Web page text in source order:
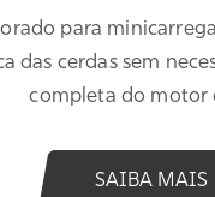
para
das cerdas sem
completa do motor
SAIBA MAIS